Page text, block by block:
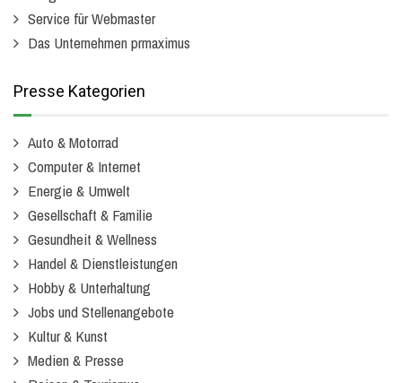
Service für Webmaster
Das Unternehmen prmaximus
Presse Kategorien
Auto & Motorrad
Computer & Internet
Energie & Umwelt
Gesellschaft & Familie
Gesundheit & Wellness
Handel & Dienstleistungen
Hobby & Unterhaltung
Jobs und Stellenangebote
Kultur & Kunst
Medien & Presse